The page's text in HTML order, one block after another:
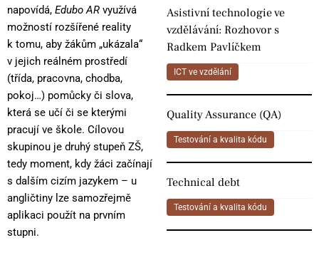
napovídá, Edubo AR využívá
možností rozšířené reality
k tomu, aby žákům „ukázala“
v jejich reálném prostředí
(třída, pracovna, chodba,
pokoj…) pomůcky či slova,
která se učí či se kterými
pracují ve škole. Cílovou
skupinou je druhý stupeň ZŠ,
tedy moment, kdy žáci začínají
s dalším cizím jazykem – u
angličtiny lze samozřejmě
aplikaci použít na prvním
stupni.
Asistivní technologie ve
vzdělávání: Rozhovor s
Radkem Pavlíčkem
ICT ve vzdělání
Quality Assurance (QA)
Testování a kvalita kódu
Technical debt
Testování a kvalita kódu